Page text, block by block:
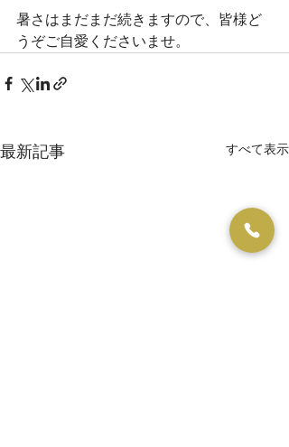
暑さはまだまだ続きますので、皆様ど
うぞご自愛くださいませ。
最新記事 すべて表示